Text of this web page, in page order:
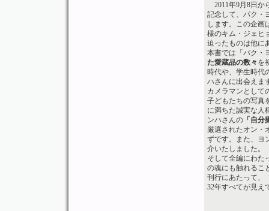
2011年9月8日か
記念して、パク・
します。この企画
様のキム・ジェヒ
迫ったものは他に
本書では「パク・
た愛蔵品の数々 を
時代や、学生時代
ハさんに出会えま
カメラマンとして
子どもたちの写真
に満ちた誠実な人
ンハさんの「自分
厳選されたオン・
ずです。また、ヨ
介いたしました。
そして全編にわた
の魂にも触れるこ
刊行にあたって、
32年すべてが見え